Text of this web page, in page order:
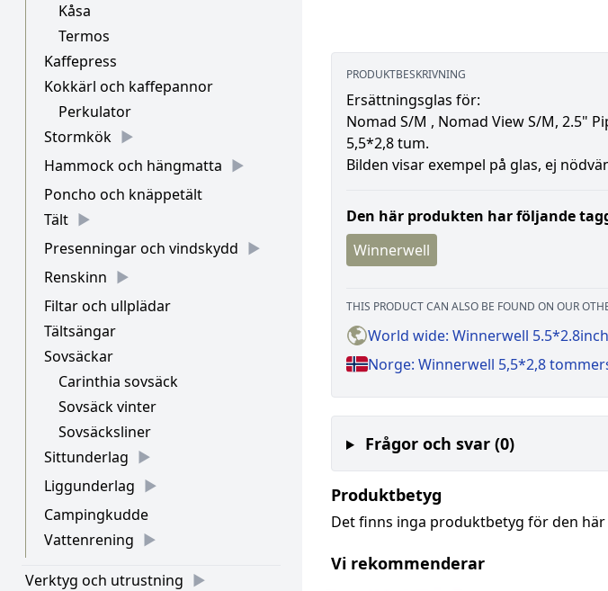
Kåsa
Termos
Kaffepress
Kokkärl och kaffepannor
Perkulator
Stormkök
Hammock och hängmatta
Poncho och knäppetält
Tält
Presenningar och vindskydd
Renskinn
Filtar och ullplädar
Tältsängar
Sovsäckar
Carinthia sovsäck
Sovsäck vinter
Sovsäcksliner
Sittunderlag
Liggunderlag
Campingkudde
Vattenrening
Verktyg och utrustning
PRODUKTBESKRIVNING
Ersättningsglas för:
Nomad S/M , Nomad View S/M, 2.5"
5,5*2,8 tum.
Bilden visar exempel på glas, ej
Den här produkten har följande
Winnerwell
THIS PRODUCT CAN ALSO BE FOUND ON OUR
World wide: Winnerwell
Norge: Winnerwell 5,5*2,8
Frågor och svar (0)
Produktbetyg
Det finns inga produktbetyg för den
Vi rekommenderar